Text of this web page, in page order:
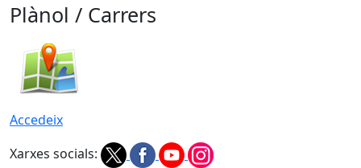
Plànol / Carrers
Accedeix
Xarxes socials: